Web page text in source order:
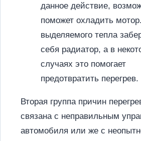
данное действие,
поможет охладить
выделяемого тепла
себя радиатор, а в
случаях это помогает
предотвратить перегрев.
Вторая группа причин
связана с неправильным
автомобиля или же с